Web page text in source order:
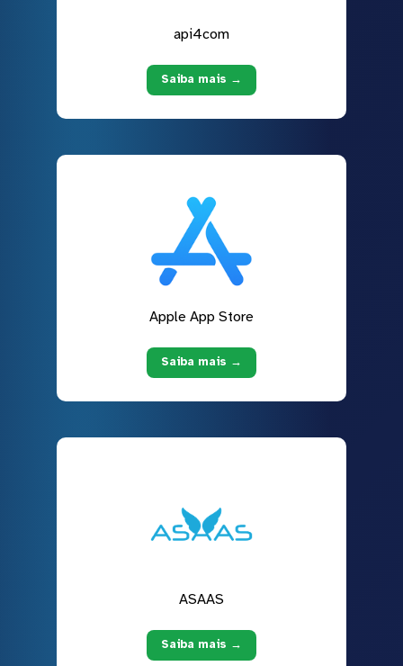
api4com
Saiba mais →
Apple App Store
Saiba mais →
ASAAS
Saiba mais →